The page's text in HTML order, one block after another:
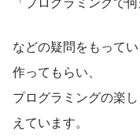
などの疑問をもって
作ってもらい、
プログラミングの楽
えています。